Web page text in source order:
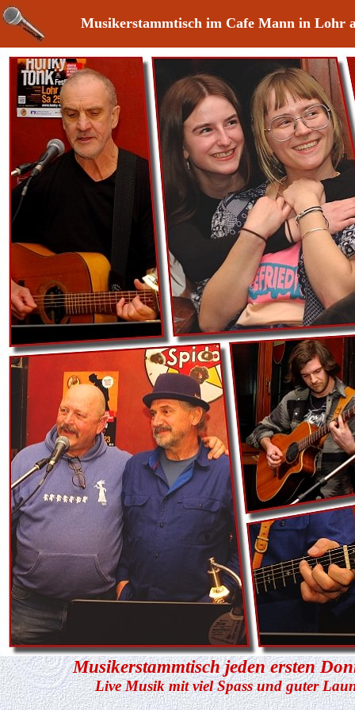
Musikerstammtisch im Cafe Mann in Lohr
Musikerstammtisch jeden ersten
Live Musik mit viel Spass und guter